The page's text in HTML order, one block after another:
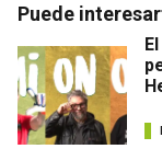
Puede